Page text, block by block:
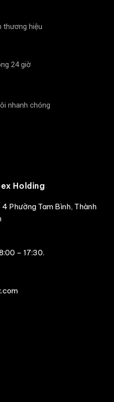
thương hiệu
24 giờ
nhanh chóng
Holding
Phường Tam Bình, Thành
– 17:30.